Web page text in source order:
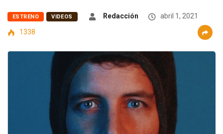
ESTRENO VIDEOS Redacción
abril 1, 2021
1338